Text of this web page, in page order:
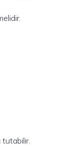
tutabilir.